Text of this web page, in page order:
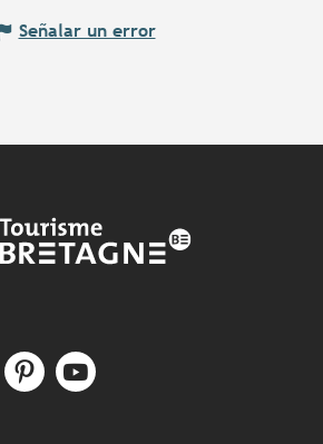
Señalar un error